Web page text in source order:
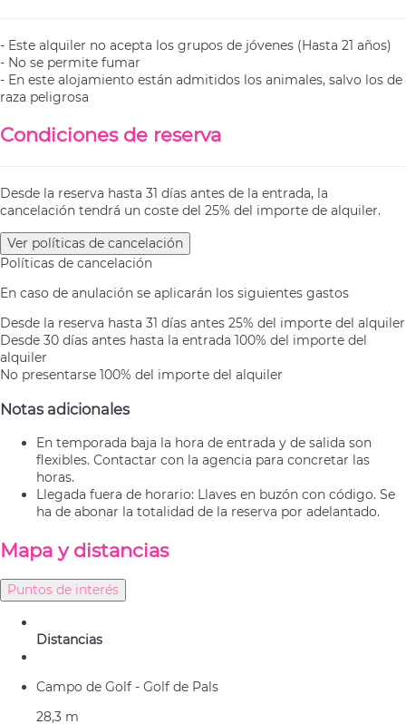
- Este alquiler no acepta los grupos de jóvenes (Hasta 21 años)
- No se permite fumar
- En este alojamiento están admitidos los animales, salvo los de
raza peligrosa
Condiciones de reserva
Desde la reserva hasta 31 días antes de la entrada, la
cancelación tendrá un coste del 25% del importe de alquiler.
Ver políticas de cancelación
Políticas de cancelación
En caso de anulación se aplicarán los siguientes gastos
Desde la reserva hasta 31 días antes 25% del importe del alquiler
Desde 30 días antes hasta la entrada 100% del importe del
alquiler
No presentarse 100% del importe del alquiler
Notas adicionales
En temporada baja la hora de entrada y de salida son
flexibles. Contactar con la agencia para concretar las
horas.
Llegada fuera de horario: Llaves en buzón con código. Se
ha de abonar la totalidad de la reserva por adelantado.
Mapa y distancias
Puntos de interés
Distancias
Campo de Golf - Golf de Pals
28,3 m